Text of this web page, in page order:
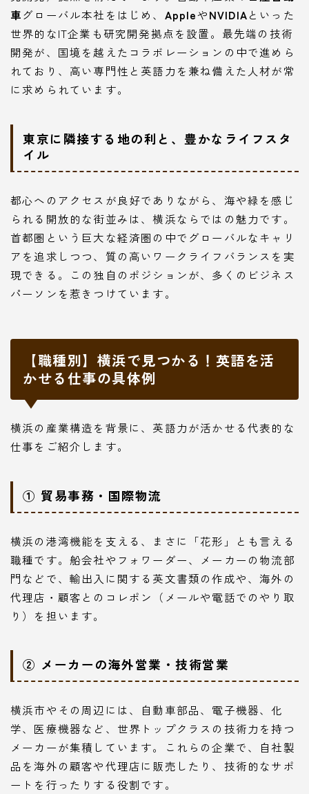
車グローバル本社をはじめ、 AppleやNVIDIAといった
世界的なIT企業も研究開発拠点を設置。最先端の技術
開発が、国境を越えたコラボレーションの中で進めら
れており、高い専門性と英語力を兼ね備えた人材が常
に求められています。
東京に隣接する地の利と、豊かなライフスタ
イル
都心へのアクセスが良好でありながら、海や緑を感じ
られる開放的な街並みは、横浜ならではの魅力です。
首都圏という巨大な経済圏の中でグローバルなキャリ
アを追求しつつ、質の高いワークライフバランスを実
現できる。この独自のポジションが、多くのビジネス
パーソンを惹きつけています。
【職種別】横浜で見つかる！英語を活
かせる仕事の具体例
横浜の産業構造を背景に、英語力が活かせる代表的な
仕事をご紹介します。
① 貿易事務・国際物流
横浜の港湾機能を支える、まさに「花形」とも言える
職種です。船会社やフォワーダー、メーカーの物流部
門などで、輸出入に関する英文書類の作成や、海外の
代理店・顧客とのコレポン（メールや電話でのやり取
り）を担います。
② メーカーの海外営業・技術営業
横浜市やその周辺には、自動車部品、電子機器、化
学、医療機器など、世界トップクラスの技術力を持つ
メーカーが集積しています。これらの企業で、自社製
品を海外の顧客や代理店に販売したり、技術的なサポ
ートを行ったりする役割です。